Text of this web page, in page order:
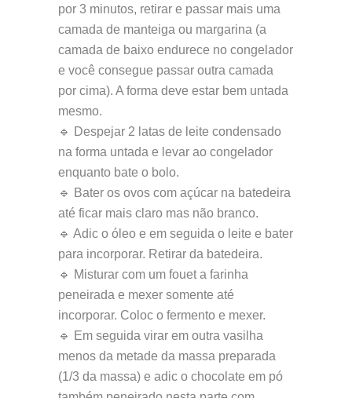
por 3 minutos, retirar e passar mais uma
camada de manteiga ou margarina (a
camada de baixo endurece no congelador
e você consegue passar outra camada
por cima). A forma deve estar bem untada
mesmo.
🔹 Despejar 2 latas de leite condensado
na forma untada e levar ao congelador
enquanto bate o bolo.
🔹 Bater os ovos com açúcar na batedeira
até ficar mais claro mas não branco.
🔹 Adic o óleo e em seguida o leite e bater
para incorporar. Retirar da batedeira.
🔹 Misturar com um fouet a farinha
peneirada e mexer somente até
incorporar. Coloc o fermento e mexer.
🔹 Em seguida virar em outra vasilha
menos da metade da massa preparada
(1/3 da massa) e adic o chocolate em pó